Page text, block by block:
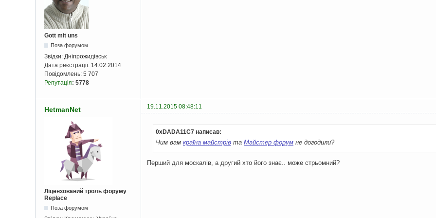
Gott mit uns
Поза форумом
Звідки: Дніпрожидівськ
Дата реєстрації: 14.02.2014
Повідомлень: 5 707
Репутація: 5778
HetmanNet 19.11.2015 08:48:11
Ліцензований троль форуму
Replace
Поза форумом
0xDADA11C7 написав:
Чим вам країна майстрів та Майстер форум не догодили?
Перший для москалів, а другий хто його знає.. може стрьомний?